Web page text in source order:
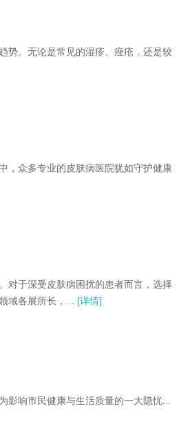
。无论是常见的湿疹、痤疮，还是较
众多专业的皮肤病医院犹如守护健康
于深受皮肤病困扰的患者而言，选择
域各展所长，... [详情]
响市民健康与生活质量的一大隐忧...